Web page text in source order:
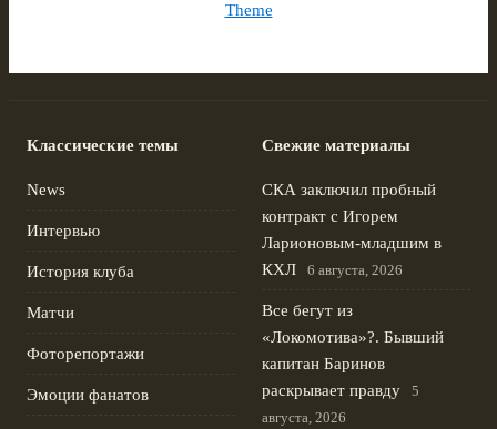
Theme
Классические темы
News
Интервью
История клуба
Матчи
Фоторепортажи
Эмоции фанатов
Свежие материалы
СКА заключил пробный
контракт с Игорем
Ларионовым‑младшим в
КХЛ
6 августа, 2026
Все бегут из
«Локомотива»?. Бывший
капитан Баринов
раскрывает правду
5
августа, 2026